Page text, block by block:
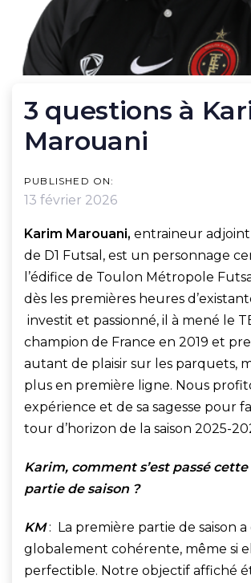
3 questions à
Marouani
PUBLISHED ON:
13 février 2026
Karim Marouani, entraineur adjoint
de D1 Futsal, est un personnage
l’édifice de Toulon Métropole
dès les premières heures
investit et passionné, il à mené le
champion de France en 2019 et
autant de plaisir sur les parquets,
plus en première ligne. Nous
expérience et de sa sagesse pour
tour d’horizon de la saison 2025-
Karim, comment s’est passé
partie de saison ?
KM: La première partie de saison a
globalement cohérente, même si
perfectible. Notre objectif affiché
POST
NAVIGATION